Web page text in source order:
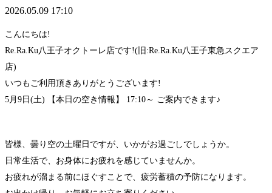
2026.05.09 17:10
こんにちは!
Re.Ra.Ku八王子オクトーレ店です!(旧:Re.Ra.Ku八王子東急スクエア
店)
いつもご利用頂きありがとうございます!
5月9日(土) 【本日の空き情報】 17:10～ ご案内できます♪
皆様、曇り空の土曜日ですが、いかがお過ごしでしょうか。
日常生活で、お身体にお疲れを感じていませんか。
お疲れが溜まる前にほぐすことで、疲労蓄積の予防になります。